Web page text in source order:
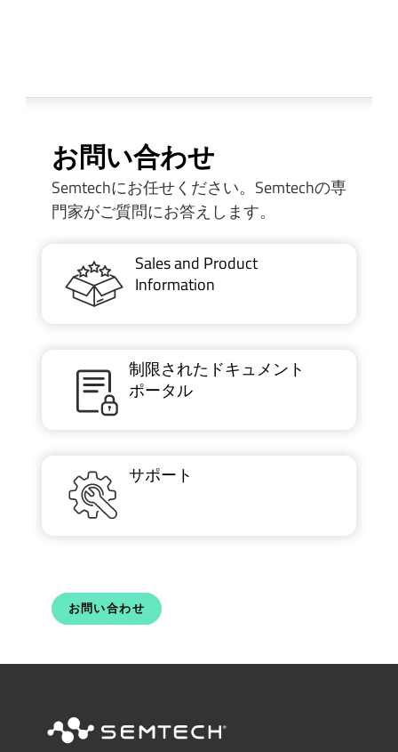
お問い合わせ
Semtechにお任せください。Semtechの専
門家がご質問にお答えします。
Sales and Product
Information
制限されたドキュメント
ポータル
サポート
お問い合わせ